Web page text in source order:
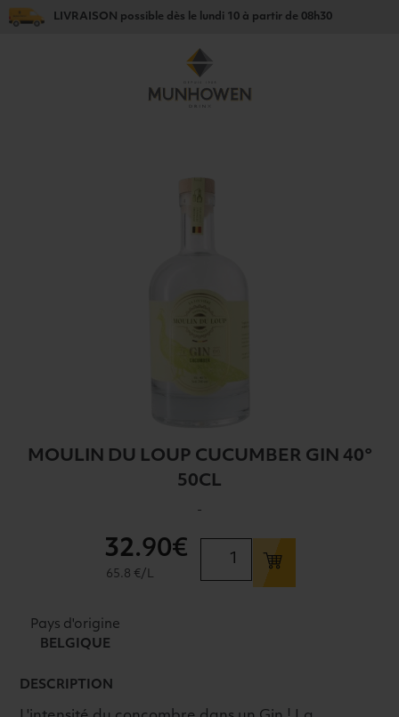
LIVRAISON possible dès le lundi 10 à partir de 08h30
MOULIN DU LOUP CUCUMBER GIN 40°
50CL
-
MOULIN
32.90€
65.8 €/L
Pays d'origine
BELGIQUE
DESCRIPTION